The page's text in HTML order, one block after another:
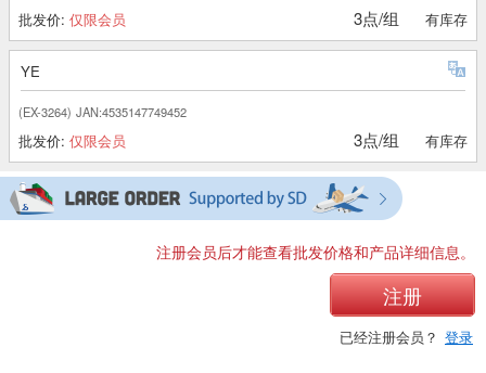
批发价: 仅限会员 3点/组 有库存
YE
(EX-3264) JAN:4535147749452
批发价: 仅限会员 3点/组 有库存
注册会员后才能查看批发价格和产品详细信息。
注册
已经注册会员？ 登录